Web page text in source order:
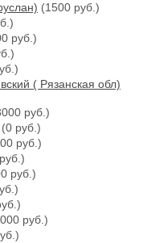
(1500 руб.)
руб.)
( Рязанская обл)
руб.)
(0 руб.)
руб.)
руб.)
руб.)